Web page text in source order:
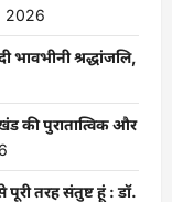
2026
श्रद्धांजलि,
की पुरातात्विक और
पूरी तरह संतुष्ट हूं : डॉ.